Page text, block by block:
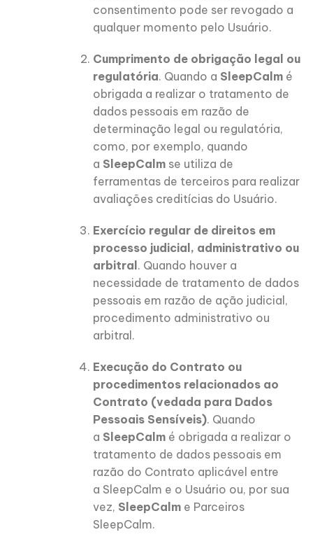
consentimento pode ser revogado a
qualquer momento pelo Usuário.
Cumprimento de obrigação legal ou
regulatória. Quando a SleepCalm é
obrigada a realizar o tratamento de
dados pessoais em razão de
determinação legal ou regulatória,
como, por exemplo, quando
a SleepCalm se utiliza de
ferramentas de terceiros para realizar
avaliações creditícias do Usuário.
Exercício regular de direitos em
processo judicial, administrativo ou
arbitral . Quando houver a
necessidade de tratamento de dados
pessoais em razão de ação judicial,
procedimento administrativo ou
arbitral.
Execução do Contrato ou
procedimentos relacionados ao
Contrato (vedada para Dados
Pessoais Sensíveis). Quando
a SleepCalm é obrigada a realizar o
tratamento de dados pessoais em
razão do Contrato aplicável entre
a SleepCalm e o Usuário ou, por sua
vez, SleepCalm e Parceiros
SleepCalm.